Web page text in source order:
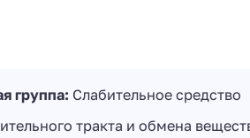
группа: Слабительное средство
тракта и обмена